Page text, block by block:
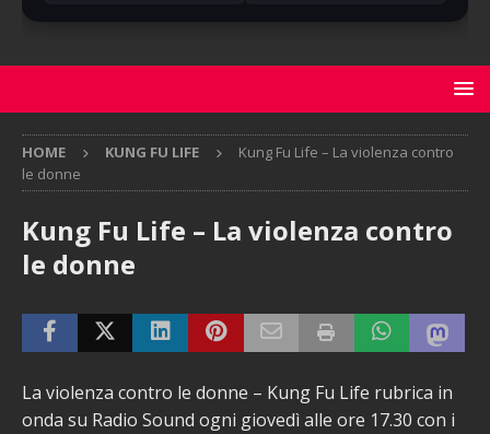
HOME KUNG FU LIFE
Kung Fu Life – La violenza contro
le donne
Kung Fu Life – La violenza contro
le donne
La violenza contro le donne – Kung Fu Life rubrica in
onda su Radio Sound ogni giovedì alle ore 17.30 con i